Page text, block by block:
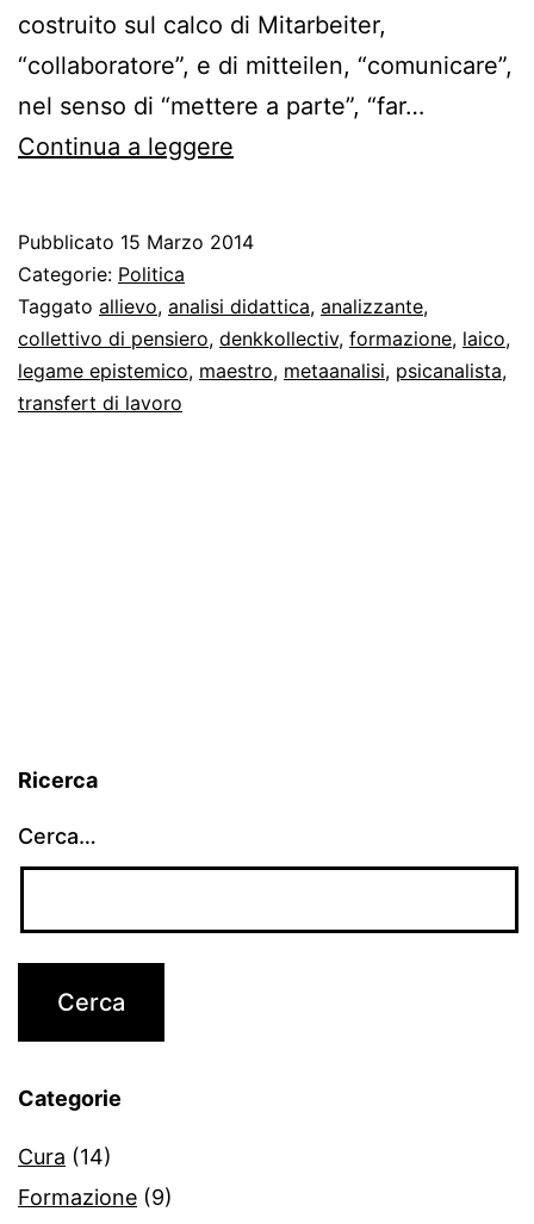
costruito sul calco di Mitarbeiter,
“collaboratore”, e di mitteilen, “comunicare”,
nel senso di “mettere a parte”, “far…
Continua a leggere
Pubblicato 15 Marzo 2014
Categorie: Politica
Taggato allievo, analisi didattica, analizzante,
collettivo di pensiero, denkkollectiv, formazione, laico,
legame epistemico, maestro, metaanalisi, psicanalista,
transfert di lavoro
Ricerca
Cerca…
Categorie
Cura (14)
Formazione (9)